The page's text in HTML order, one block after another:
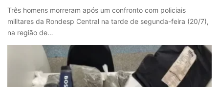
Três homens morreram após um confronto com policiais
militares da Rondesp Central na tarde de segunda-feira (20/7),
na região de…